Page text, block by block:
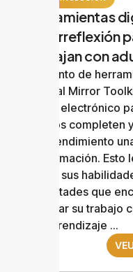
Herramientas
autorreflexión
trabajan con
Conjunto de
(Virtual Mirror
diario electrónico
adultos completen
y su rendimiento
de formación.
sobre sus
dificultades que
mejorar su trabajo
de aprendizaje ...